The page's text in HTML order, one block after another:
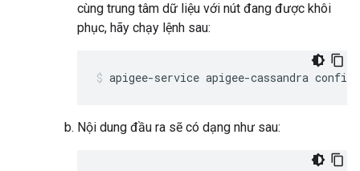
cùng trung tâm dữ liệu với nút đang được khôi
phục, hãy chạy lệnh sau:
apigee-service apigee-cassandra
Nội dung đầu ra sẽ có dạng như sau: